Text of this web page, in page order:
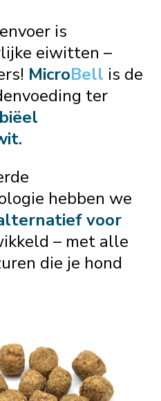
is
eiwitten –
MicroBell is de
ter
hebben we
voor
– met alle
die je hond